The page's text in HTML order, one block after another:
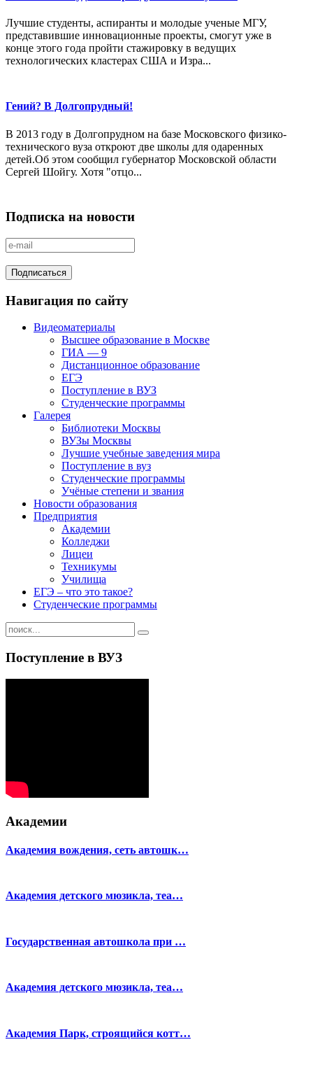
Лучшие студенты, аспиранты и молодые ученые МГУ,
представившие инновационные проекты, смогут уже в
конце этого года пройти стажировку в ведущих
технологических кластерах США и Изра...
Гений? В Долгопрудный!
В 2013 году в Долгопрудном на базе Московского физико-
технического вуза откроют две школы для одаренных
детей.Об этом сообщил губернатор Московской области
Сергей Шойгу. Хотя "отцо...
Подписка на новости
Навигация по сайту
Видеоматериалы
Высшее образование в Москве
ГИА — 9
Дистанционное образование
ЕГЭ
Поступление в ВУЗ
Студенческие программы
Галерея
Библиотеки Москвы
ВУЗы Москвы
Лучшие учебные заведения мира
Поступление в вуз
Студенческие программы
Учёные степени и звания
Новости образования
Предприятия
Академии
Колледжи
Лицеи
Техникумы
Училища
ЕГЭ – что это такое?
Студенческие программы
Поступление в ВУЗ
Академии
Академия вождения, сеть автошк…
Академия детского мюзикла, теа…
Государственная автошкола при …
Академия детского мюзикла, теа…
Академия Парк, строящийся котт…